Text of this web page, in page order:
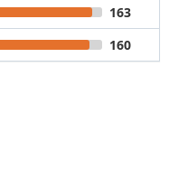
163
160